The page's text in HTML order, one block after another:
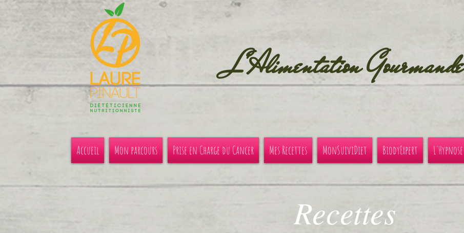
L'Alimentation Gourmande
Accueil Mon parcours Prise en Charge du Cancer Mes Recettes MonSuiviDiet BiodyExpert L'Hypnose
Recettes